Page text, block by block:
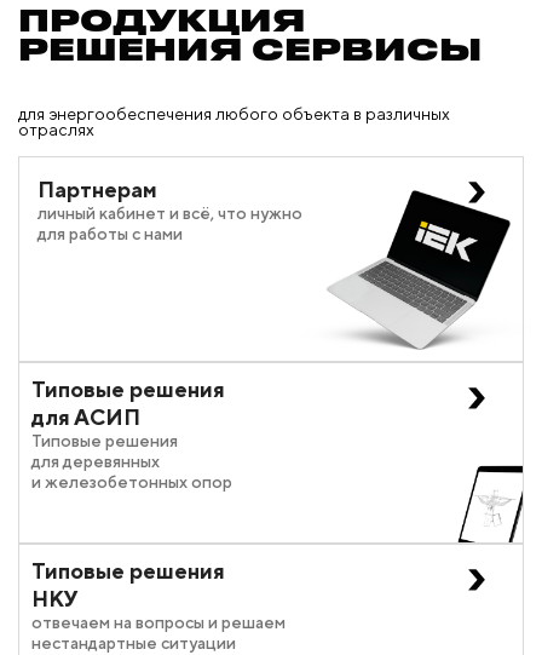
ПРОДУКЦИЯ
РЕШЕНИЯ СЕРВИСЫ
для энергообеспечения любого объекта в различных
отраслях
Партнерам
личный кабинет и всё, что нужно
для работы с нами
Типовые решения
для АСИП
Типовые решения
для деревянных
и железобетонных опор
Типовые решения
НКУ
отвечаем на вопросы и решаем
нестандартные ситуации